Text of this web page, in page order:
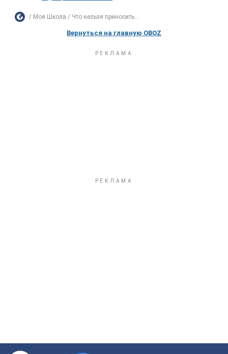
Моя Школа Что нельзя приносить...
Вернуться на главную OBOZ